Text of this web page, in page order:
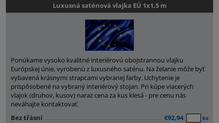
Luxusná saténová vlajka EÚ 1x1,5 m
Ponúkame vysoko kvalitné interiérovú obojstrannou vlajku
Európskej únie, vyrobenú z luxusného saténu. Na želanie môže byť
vybavená krásnymi strapcami vybranej farby. Uchytenie je
prispôsobené na vybraný interiérový stojan. Pri kúpe viacerých
vlajok (druhov, kusov) naraz cena za kus klesá - pre cenu nás
neváhajte kontaktovať.
Bez třásní
€92,94 ks